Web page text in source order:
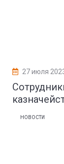
27 июля
НОВОСТИ